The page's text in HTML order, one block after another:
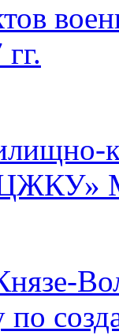
по